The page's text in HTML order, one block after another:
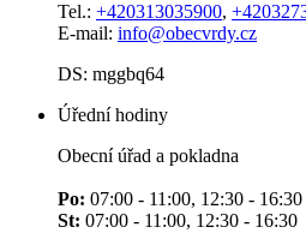
Tel.: +420313035900,
E-mail: info@obecvrdy.cz
DS: mggbq64
Úřední hodiny
Obecní úřad a pokladna
Po: 07:00 - 11:00, 12:30 - 16:30
St: 07:00 - 11:00, 12:30 - 16:30